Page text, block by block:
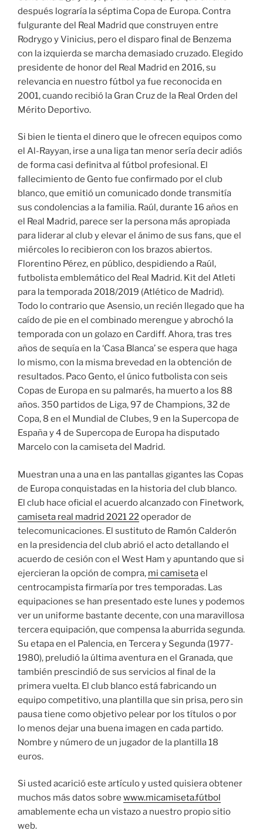
después lograría la séptima Copa de Europa. Contra
fulgurante del Real Madrid que construyen entre
Rodrygo y Vinicius, pero el disparo final de Benzema
con la izquierda se marcha demasiado cruzado. Elegido
presidente de honor del Real Madrid en 2016, su
relevancia en nuestro fútbol ya fue reconocida en
2001, cuando recibió la Gran Cruz de la Real Orden del
Mérito Deportivo.
Si bien le tienta el dinero que le ofrecen equipos como
el Al-Rayyan, irse a una liga tan menor sería decir adiós
de forma casi definitva al fútbol profesional. El
fallecimiento de Gento fue confirmado por el club
blanco, que emitió un comunicado donde transmitía
sus condolencias a la familia. Raúl, durante 16 años en
el Real Madrid, parece ser la persona más apropiada
para liderar al club y elevar el ánimo de sus fans, que el
miércoles lo recibieron con los brazos abiertos.
Florentino Pérez, en público, despidiendo a Raúl,
futbolista emblemático del Real Madrid. Kit del Atleti
para la temporada 2018/2019 (Atlético de Madrid).
Todo lo contrario que Asensio, un recién llegado que ha
caído de pie en el combinado merengue y abrochó la
temporada con un golazo en Cardiff. Ahora, tras tres
años de sequía en la ‘Casa Blanca’ se espera que haga
lo mismo, con la misma brevedad en la obtención de
resultados. Paco Gento, el único futbolista con seis
Copas de Europa en su palmarés, ha muerto a los 88
años. 350 partidos de Liga, 97 de Champions, 32 de
Copa, 8 en el Mundial de Clubes, 9 en la Supercopa de
España y 4 de Supercopa de Europa ha disputado
Marcelo con la camiseta del Madrid.
Muestran una a una en las pantallas gigantes las Copas
de Europa conquistadas en la historia del club blanco.
El club hace oficial el acuerdo alcanzado con Finetwork,
camiseta real madrid 2021 22operador de
telecomunicaciones. El sustituto de Ramón Calderón
en la presidencia del club abrió el acto detallando el
acuerdo de cesión con el West Ham y apuntando que si
ejercieran la opción de compra, mi camisetael
centrocampista firmaría por tres temporadas. Las
equipaciones se han presentado este lunes y podemos
ver un uniforme bastante decente, con una maravillosa
tercera equipación, que compensa la aburrida segunda.
Su etapa en el Palencia, en Tercera y Segunda (1977-
1980), preludió la última aventura en el Granada, que
también prescindió de sus servicios al final de la
primera vuelta. El club blanco está fabricando un
equipo competitivo, una plantilla que sin prisa, pero sin
pausa tiene como objetivo pelear por los títulos o por
lo menos dejar una buena imagen en cada partido.
Nombre y número de un jugador de la plantilla 18
euros.
Si usted acarició este artículo y usted quisiera obtener
muchos más datos sobre www.micamiseta.fútbol
amablemente echa un vistazo a nuestro propio sitio
web.